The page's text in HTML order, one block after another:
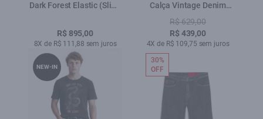
Dark Forest Elastic (Slim)
Dye e Resp.
R$ 895,00
8X de R$ 111,88 sem juros
Calça Vintage Denim
Wide Leg Lav. Escuro
R$ 629,00
R$ 439,00
4X de R$ 109,75 sem juros
NEW-IN
30%
OFF